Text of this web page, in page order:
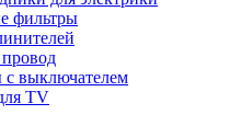
фильтры
выключателем
TV